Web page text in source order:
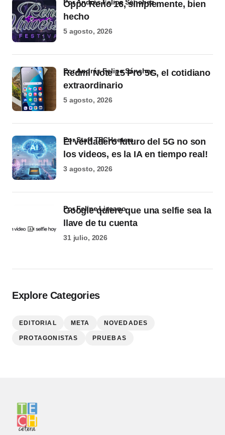
Oppo Reno 16, simplemente, bien
hecho
por Andrés Felipe Sánchez
5 agosto, 2026
Redmi Note 15 Pro 5G, el cotidiano
extraordinario
por Andrés Felipe Sánchez
5 agosto, 2026
El verdadero futuro del 5G no son
los videos, es la IA en tiempo real!
por Staff TECHcetera
3 agosto, 2026
Google quiere que una selfie sea la
llave de tu cuenta
por Felipe Lizcano
31 julio, 2026
Explore Categories
EDITORIAL META NOVEDADES
PROTAGONISTAS PRUEBAS